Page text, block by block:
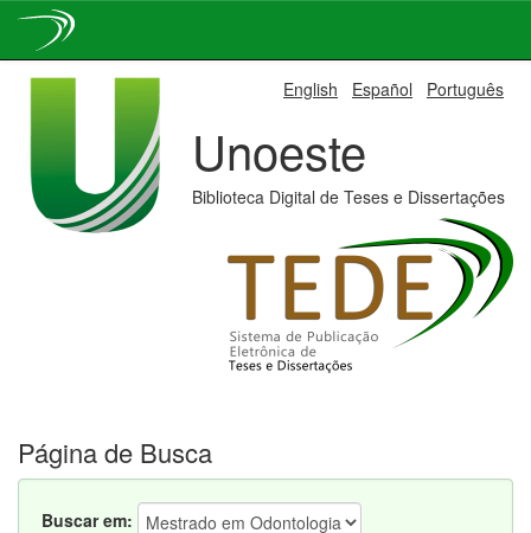
English Español Português
Unoeste
Biblioteca Digital de Teses e Dissertações
Página de Busca
Buscar em: